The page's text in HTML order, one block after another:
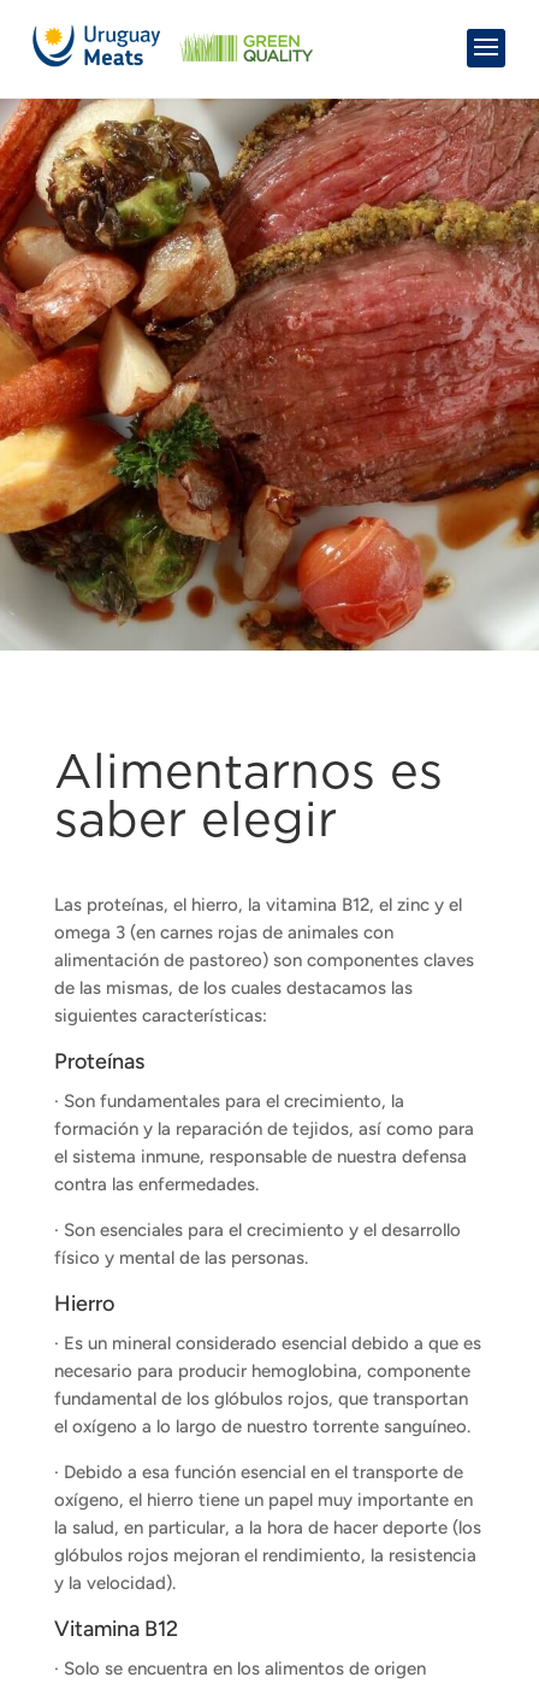
Alimentarnos es
saber elegir
Las proteínas, el hierro, la vitamina B12, el zinc y el
omega 3 (en carnes rojas de animales con
alimentación de pastoreo) son componentes claves
de las mismas, de los cuales destacamos las
siguientes características:
Proteínas
· Son fundamentales para el crecimiento, la
formación y la reparación de tejidos, así como para
el sistema inmune, responsable de nuestra defensa
contra las enfermedades.
· Son esenciales para el crecimiento y el desarrollo
físico y mental de las personas.
Hierro
· Es un mineral considerado esencial debido a que es
necesario para producir hemoglobina, componente
fundamental de los glóbulos rojos, que transportan
el oxígeno a lo largo de nuestro torrente sanguíneo.
· Debido a esa función esencial en el transporte de
oxígeno, el hierro tiene un papel muy importante en
la salud, en particular, a la hora de hacer deporte (los
glóbulos rojos mejoran el rendimiento, la resistencia
y la velocidad).
Vitamina B12
· Solo se encuentra en los alimentos de origen